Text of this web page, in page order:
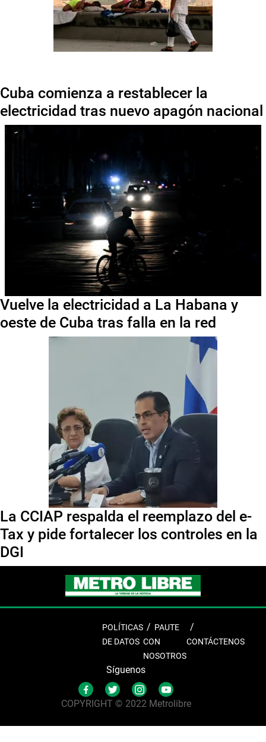
Cuba comienza a restablecer la
electricidad tras nuevo apagón nacional
Vuelve la electricidad a La Habana y
oeste de Cuba tras falla en la red
La CCIAP respalda el reemplazo del e-
Tax y pide fortalecer los controles en la
DGI
POLÍTICAS
DE DATOS
PAUTE
CON
NOSOTROS
CONTÁCTENOS
Síguenos
COPYRIGHT © 2022 Metrolibre